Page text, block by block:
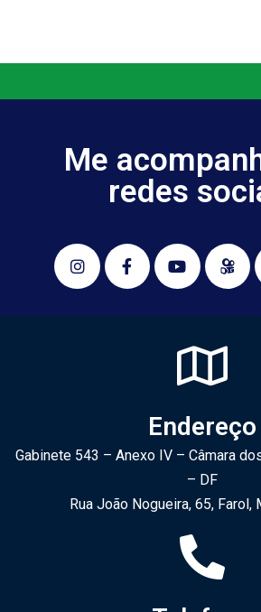
Me
redes
Endereço
Gabinete 543 – Anexo IV – Câmara
– DF
Rua João Nogueira, 65, Farol,